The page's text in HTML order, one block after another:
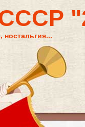
ностальгия...